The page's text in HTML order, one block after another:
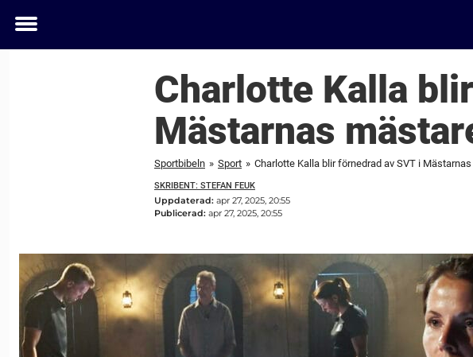
Toggle
Charlotte Kalla
Mästarnas
Sportbibeln » Sport » Charlotte Kalla blir förnedrad av SVT i
SKRIBENT: STEFAN FEUK
Uppdaterad: apr 27, 2025, 20:55
Publicerad: apr 27, 2025, 20:55